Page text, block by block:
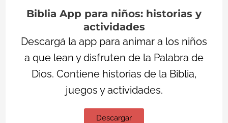
Biblia App para niños: historias y
actividades
Descargá la app para animar a los niños
a que lean y disfruten de la Palabra de
Dios. Contiene historias de la Biblia,
juegos y actividades.
Descargar